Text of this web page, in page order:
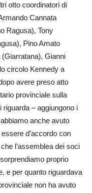
otto coordinatori di
Cannata
Ragusa), Tony
Pino Amato
Gianni
circolo Kennedy a
avere preso atto
provinciale sulla
riguarda – aggiungono i
anche avuto
d’accordo con
l’assemblea dei soci
proprio
e per quanto riguardava
non ha avuto